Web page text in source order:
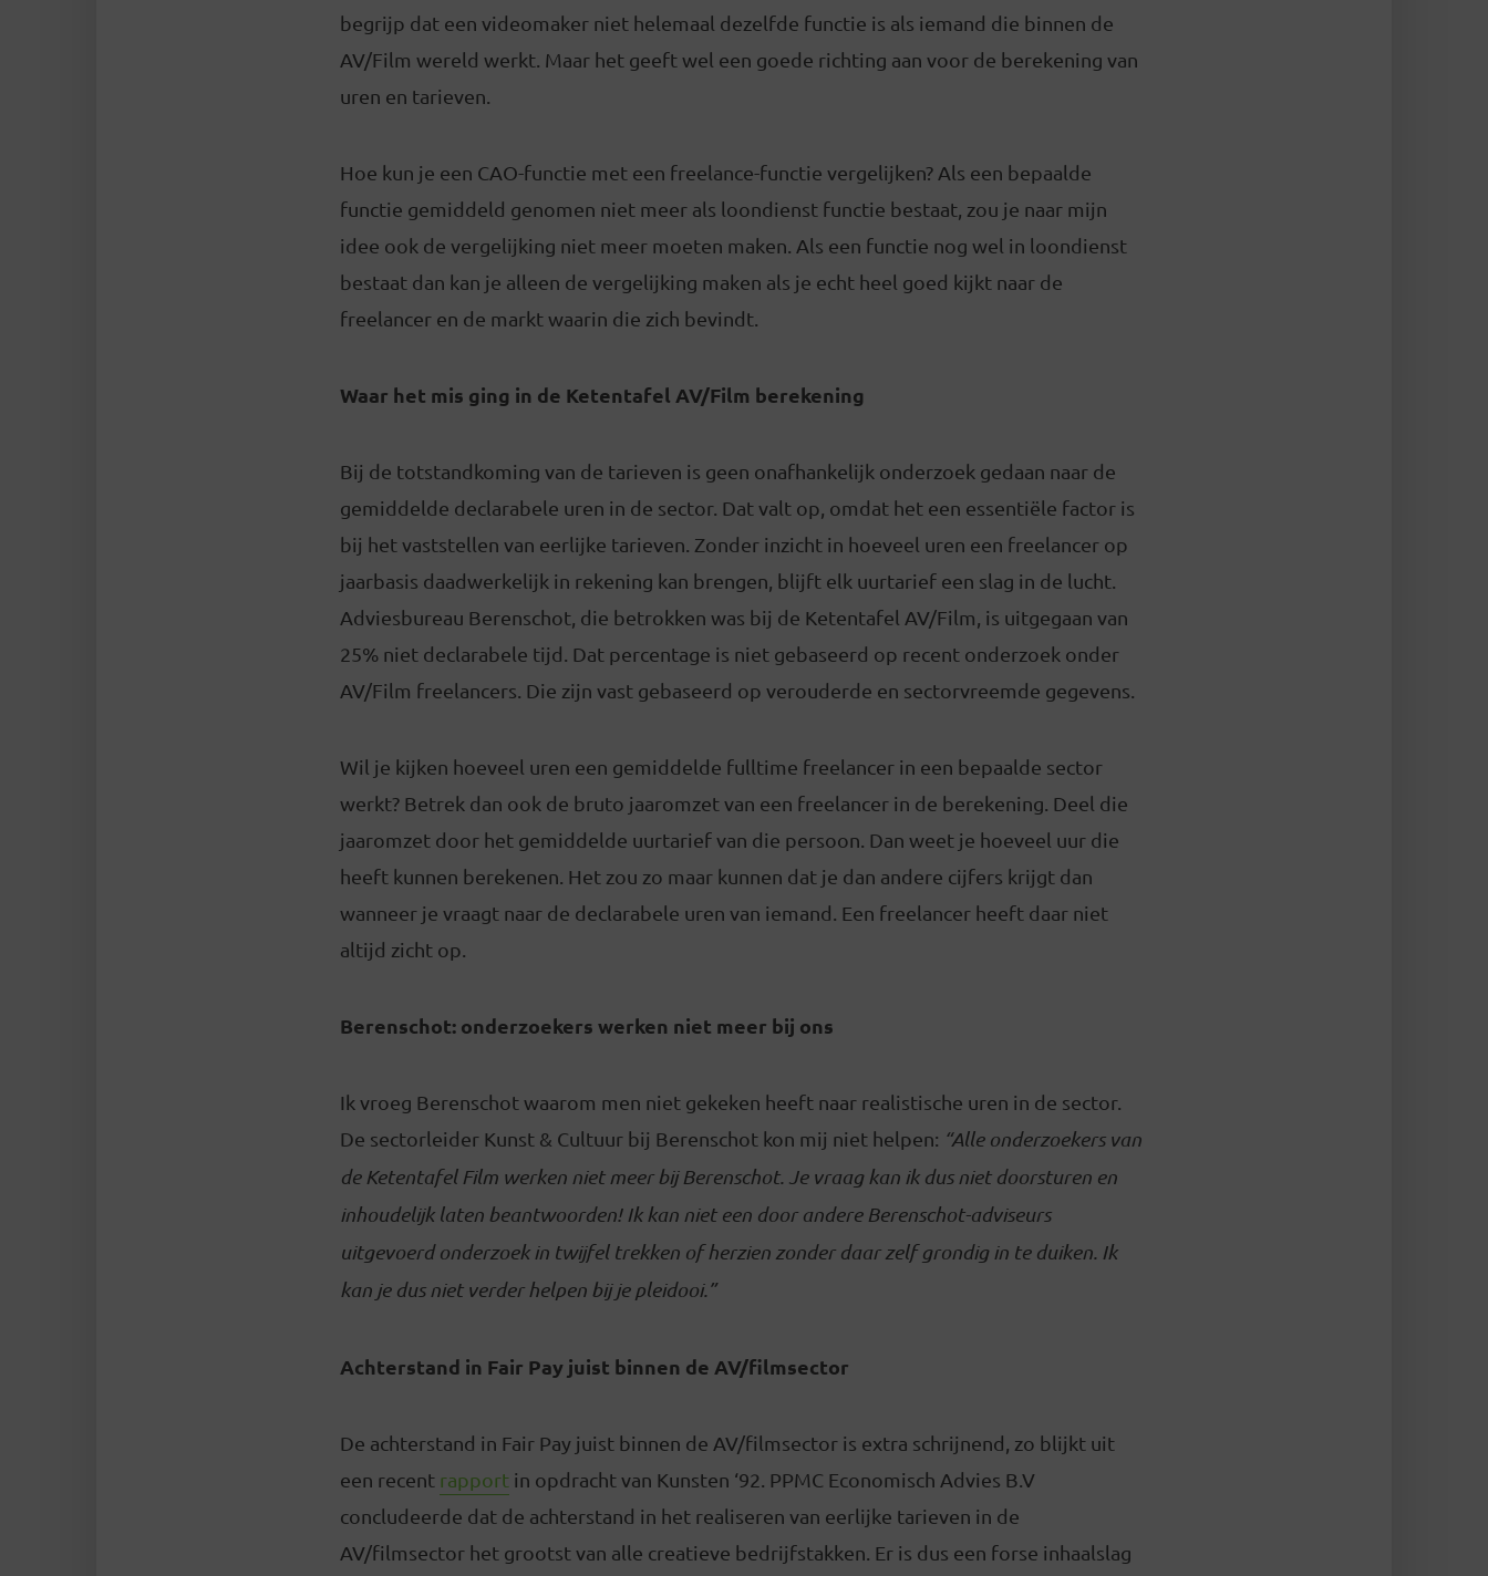
begrijp dat een videomaker niet helemaal dezelfde functie is als iemand die binnen de
AV/Film wereld werkt. Maar het geeft wel een goede richting aan voor de berekening van
uren en tarieven.
Hoe kun je een CAO-functie met een freelance-functie vergelijken? Als een bepaalde
functie gemiddeld genomen niet meer als loondienst functie bestaat, zou je naar mijn
idee ook de vergelijking niet meer moeten maken. Als een functie nog wel in loondienst
bestaat dan kan je alleen de vergelijking maken als je echt heel goed kijkt naar de
freelancer en de markt waarin die zich bevindt.
Waar het mis ging in de Ketentafel AV/Film berekening
Bij de totstandkoming van de tarieven is geen onafhankelijk onderzoek gedaan naar de
gemiddelde declarabele uren in de sector. Dat valt op, omdat het een essentiële factor is
bij het vaststellen van eerlijke tarieven. Zonder inzicht in hoeveel uren een freelancer op
jaarbasis daadwerkelijk in rekening kan brengen, blijft elk uurtarief een slag in de lucht.
Adviesbureau Berenschot, die betrokken was bij de Ketentafel AV/Film, is uitgegaan van
25% niet declarabele tijd. Dat percentage is niet gebaseerd op recent onderzoek onder
AV/Film freelancers. Die zijn vast gebaseerd op verouderde en sectorvreemde gegevens.
Wil je kijken hoeveel uren een gemiddelde fulltime freelancer in een bepaalde sector
werkt? Betrek dan ook de bruto jaaromzet van een freelancer in de berekening. Deel die
jaaromzet door het gemiddelde uurtarief van die persoon. Dan weet je hoeveel uur die
heeft kunnen berekenen. Het zou zo maar kunnen dat je dan andere cijfers krijgt dan
wanneer je vraagt naar de declarabele uren van iemand. Een freelancer heeft daar niet
altijd zicht op.
Berenschot: onderzoekers werken niet meer bij ons
Ik vroeg Berenschot waarom men niet gekeken heeft naar realistische uren in de sector.
De sectorleider Kunst & Cultuur bij Berenschot kon mij niet helpen: “Alle onderzoekers van
de Ketentafel Film werken niet meer bij Berenschot. Je vraag kan ik dus niet doorsturen en
inhoudelijk laten beantwoorden! Ik kan niet een door andere Berenschot-adviseurs
uitgevoerd onderzoek in twijfel trekken of herzien zonder daar zelf grondig in te duiken. Ik
kan je dus niet verder helpen bij je pleidooi.”
Achterstand in Fair Pay juist binnen de AV/filmsector
De achterstand in Fair Pay juist binnen de AV/filmsector is extra schrijnend, zo blijkt uit
een recent rapport in opdracht van Kunsten ‘92. PPMC Economisch Advies B.V
concludeerde dat de achterstand in het realiseren van eerlijke tarieven in de
AV/filmsector het grootst van alle creatieve bedrijfstakken. Er is dus een forse inhaalslag